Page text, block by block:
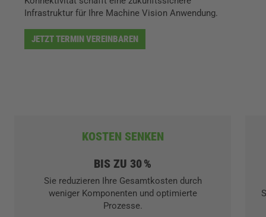
Infrastruktur für Ihre Machine Vision Anwendung.
JETZT TERMIN VEREINBAREN
KOSTEN SENKEN
BIS ZU 30 %
Sie reduzieren Ihre Gesamtkosten durch
weniger Komponenten und optimierte
Prozesse.